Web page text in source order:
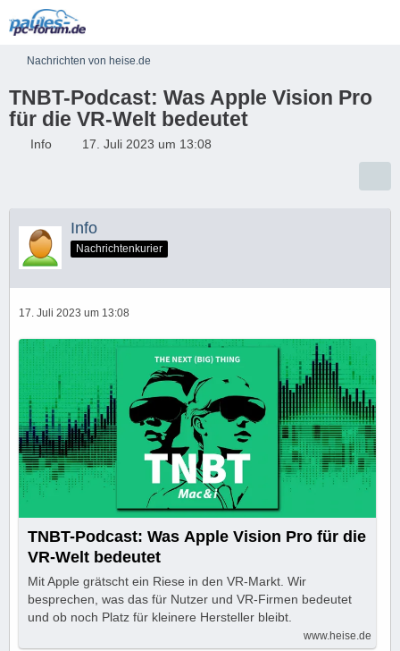
Nachrichten von heise.de
TNBT-Podcast: Was Apple Vision Pro
für die VR-Welt bedeutet
Info 17. Juli 2023 um 13:08
Info
Nachrichtenkurier
17. Juli 2023 um 13:08
TNBT-Podcast: Was Apple Vision Pro für die
VR-Welt bedeutet
Mit Apple grätscht ein Riese in den VR-Markt. Wir
besprechen, was das für Nutzer und VR-Firmen bedeutet
und ob noch Platz für kleinere Hersteller bleibt.
www.heise.de